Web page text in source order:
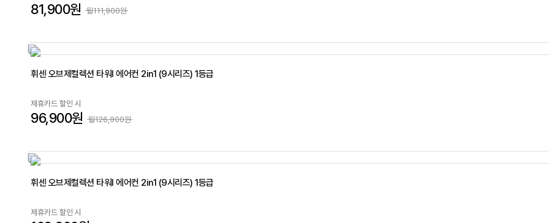
81,900원 월111,900원
휘센 오브제컬렉션 타워I 에어컨 2in1 (9시리즈) 1등급
제휴카드 할인 시
96,900원 월126,900원
휘센 오브제컬렉션 타워I 에어컨 2in1 (9시리즈) 1등급
제휴카드 할인 시